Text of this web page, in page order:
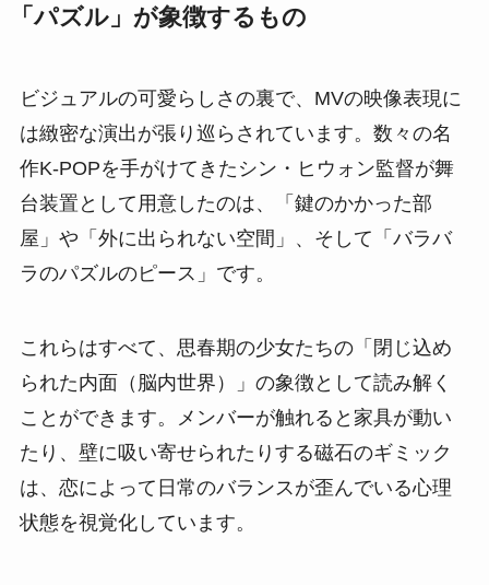
「パズル」が象徴するもの
ビジュアルの可愛らしさの裏で、MVの映像表現に
は緻密な演出が張り巡らされています。数々の名
作K-POPを手がけてきたシン・ヒウォン監督が舞
台装置として用意したのは、「鍵のかかった部
屋」や「外に出られない空間」、そして「バラバ
ラのパズルのピース」です。
これらはすべて、思春期の少女たちの「閉じ込め
られた内面（脳内世界）」の象徴として読み解く
ことができます。メンバーが触れると家具が動い
たり、壁に吸い寄せられたりする磁石のギミック
は、恋によって日常のバランスが歪んでいる心理
状態を視覚化しています。